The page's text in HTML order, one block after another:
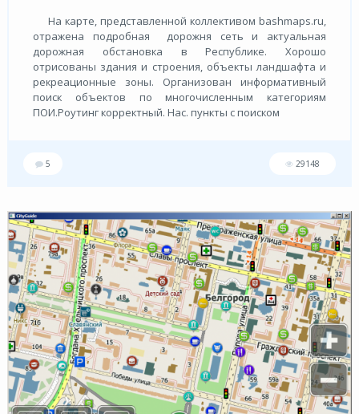
На карте, представленной коллективом bashmaps.ru,
отражена подробная дорожня сеть и актуальная
дорожная обстановка в Республике. Хорошо
отрисованы здания и строения, объекты ландшафта и
рекреационные зоны. Организован информативный
поиск объектов по многочисленным категориям
ПОИ.Роутинг корректный. Нас. пункты с поиском
5 29148